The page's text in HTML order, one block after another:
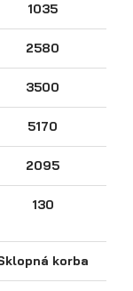
1035
2580
3500
5170
2095
130
korba